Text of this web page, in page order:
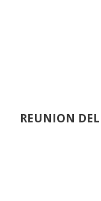
REUNION